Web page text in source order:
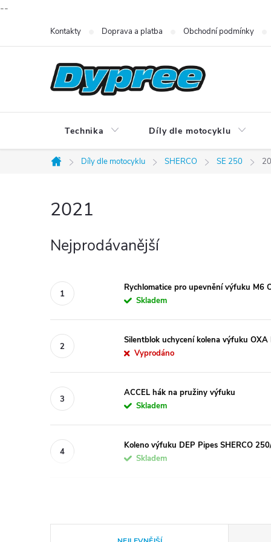
--
Kontakty Doprava a platba Obchodní podmínky
Technika Díly dle motocyklu
Domů
Díly dle motocyklu SHERCO SE 250
2021
Nejprodávanější
Rychlomatice pro upevnění výfuku M6
Skladem
Silentblok uchycení kolena výfuku OXA
Vyprodáno
ACCEL hák na pružiny výfuku
Skladem
Koleno výfuku DEP Pipes SHERCO
Skladem